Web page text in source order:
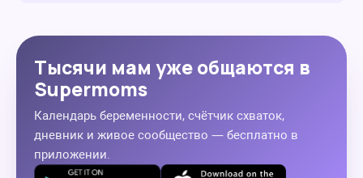
Тысячи мам уже общаются в
Supermoms
Календарь беременности, счётчик схваток,
дневник и живое сообщество — бесплатно в
приложении.